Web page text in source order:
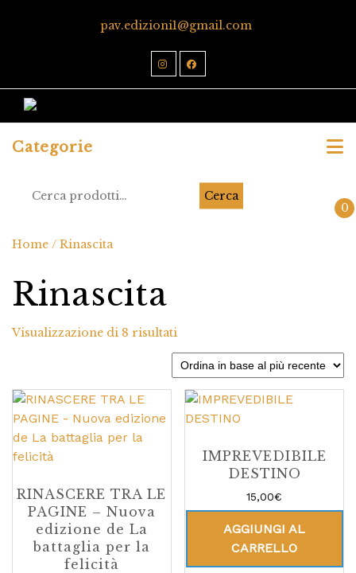
pav.edizioni1@gmail.com
Categorie
Cerca
0
Home / Rinascita
Rinascita
Visualizzazione di 8 risultati
RINASCERE TRA LE
PAGINE – Nuova
edizione de La
battaglia per la
felicità
IMPREVEDIBILE
DESTINO
15,00€
AGGIUNGI AL
CARRELLO